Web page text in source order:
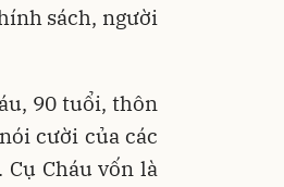
sách, người
90 tuổi, thôn
cười của các
Cháu vốn là